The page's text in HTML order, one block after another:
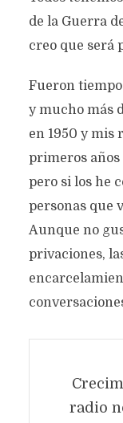
de la Guerra
creo que será
Fueron
y mucho más
en 1950 y mis
primeros años
pero si los he
personas que
Aunque no
privaciones,
radio